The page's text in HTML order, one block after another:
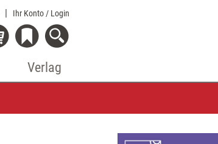
Ihr Konto / Login
Verlag